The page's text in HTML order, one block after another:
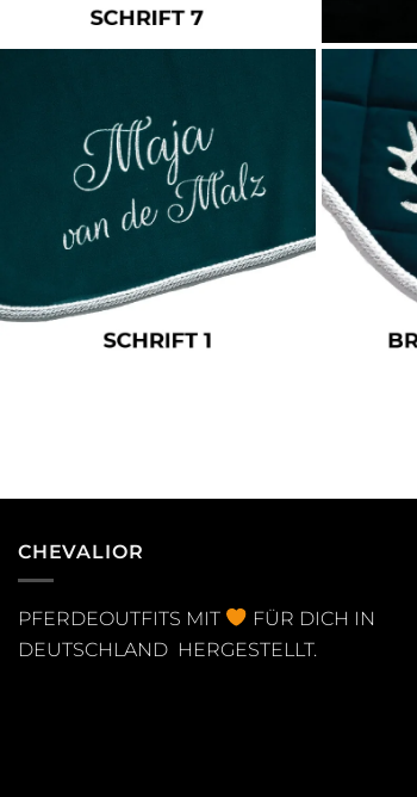
CHEVALIOR
PFERDEOUTFITS MIT
FÜR DICH IN
DEUTSCHLAND HERGESTELLT.